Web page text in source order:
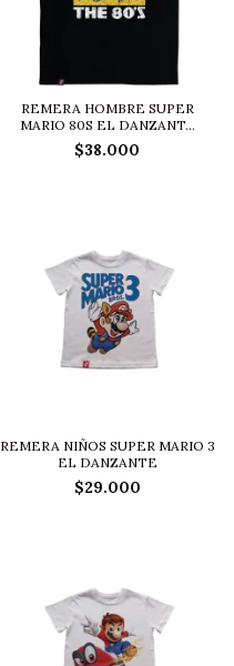
REMERA HOMBRE SUPER
MARIO 80S EL DANZANT...
$38.000
REMERA NIÑOS SUPER MARIO 3
EL DANZANTE
$29.000